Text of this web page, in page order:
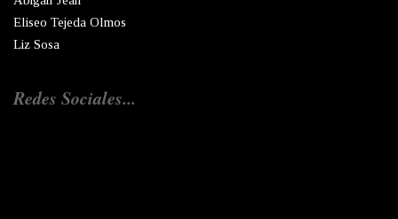
Eliseo Tejeda Olmos
Liz Sosa
Redes Sociales...